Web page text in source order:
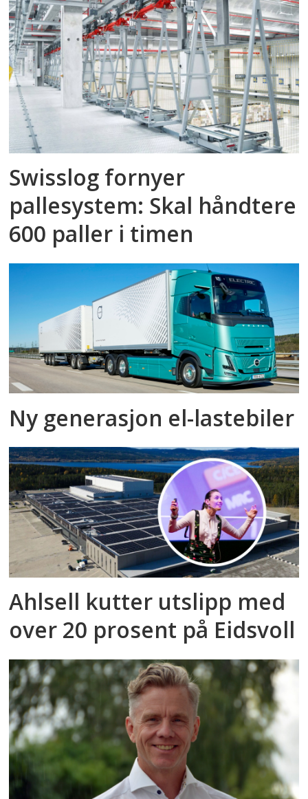
Swisslog fornyer
pallesystem: Skal håndtere
600 paller i timen
Ny generasjon el-lastebiler
Ahlsell kutter utslipp med
over 20 prosent på Eidsvoll